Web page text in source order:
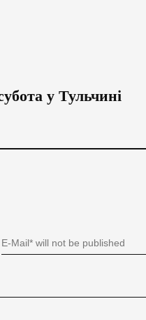
у Тульчині